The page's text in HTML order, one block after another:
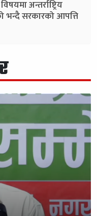
अन्तर्राष्ट्रिय
भन्दै सरकारको आपत्ति